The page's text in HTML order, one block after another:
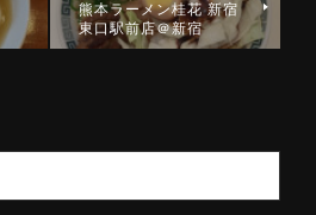
熊本ラーメン桂花 新宿
東口駅前店＠新宿